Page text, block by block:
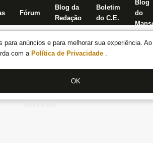
para anúncios e para melhorar sua experiência.
com a Política de Privacidade .
OK
Fórum
Blog da
Redação
Boletim
do C.E.
Blog
do